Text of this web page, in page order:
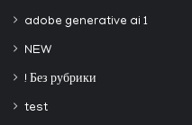
adobe generative ai 1
NEW
! Без рубрики
test